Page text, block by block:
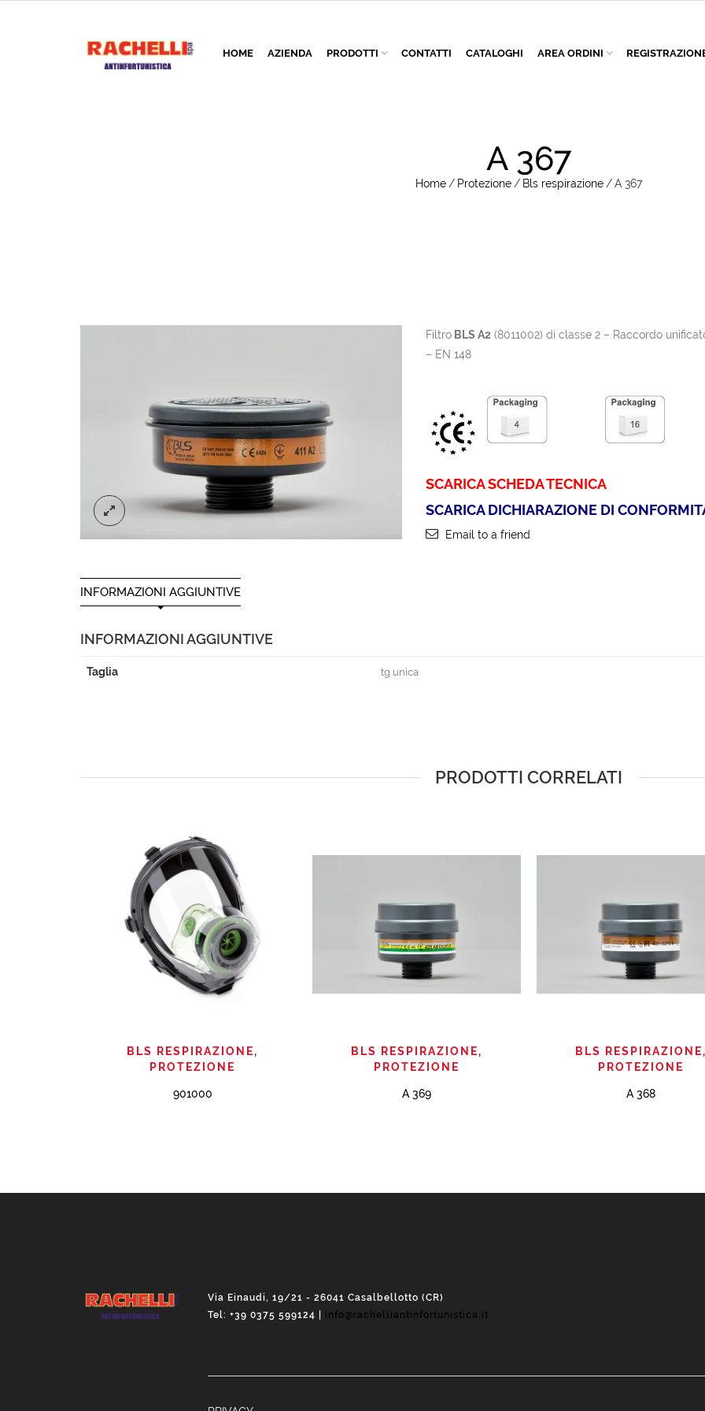
HOME AZIENDA PRODOTTI CONTATTI CATALOGHI AREA ORDINI
A 367
Home / Protezione / Bls respirazione /A 367
FiltroBLS A2(8011002) di classe 2 – Raccordo
– EN 148
SCARICA SCHEDA TECNICA
SCARICA DICHIARAZIONE DI
Email to a friend
INFORMAZIONI AGGIUNTIVE
INFORMAZIONI AGGIUNTIVE
Taglia tg unica
PRODOTTI CORRELATI
QUICK VIEW
BLS RESPIRAZIONE,
PROTEZIONE
901000
QUICK VIEW
BLS RESPIRAZIONE,
PROTEZIONE
A 369
QUICK VIEW
BLS RESPIRAZIONE
PROTEZIONE
A 368
Via Einaudi, 19/21 - 26041 Casalbellotto (CR)
Tel: +39 0375 599124 | info@rachelliantinfortunistica.it